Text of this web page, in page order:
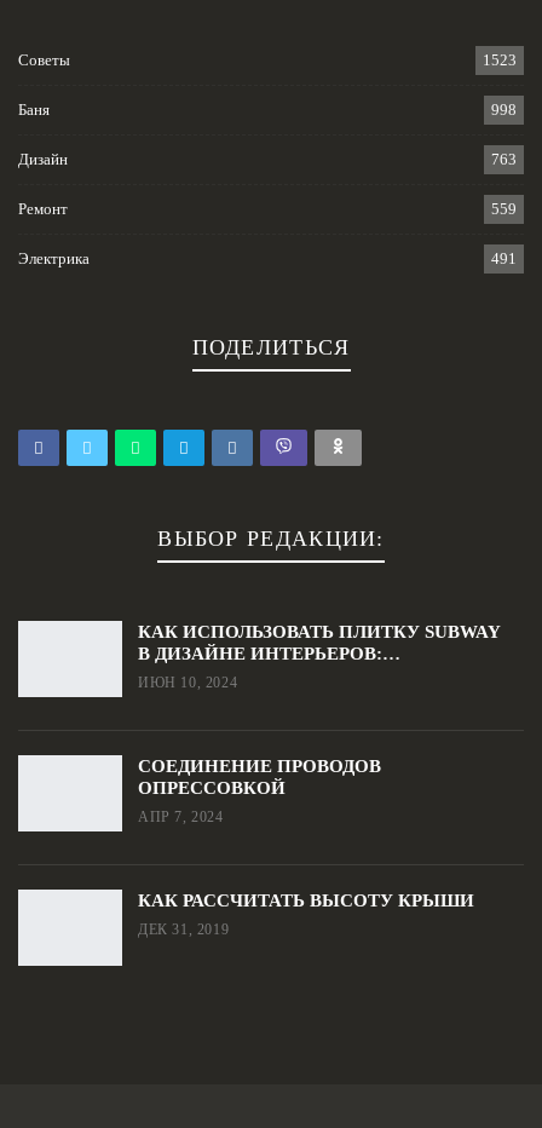
Советы 1523
Баня 998
Дизайн 763
Ремонт 559
Электрика 491
ПОДЕЛИТЬСЯ
ВЫБОР РЕДАКЦИИ:
КАК ИСПОЛЬЗОВАТЬ ПЛИТКУ SUBWAY
В ДИЗАЙНЕ ИНТЕРЬЕРОВ:…
ИЮН 10, 2024
СОЕДИНЕНИЕ ПРОВОДОВ
ОПРЕССОВКОЙ
АПР 7, 2024
КАК РАССЧИТАТЬ ВЫСОТУ КРЫШИ
ДЕК 31, 2019